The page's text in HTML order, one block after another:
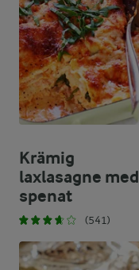
Krämig
laxlasagne med
spenat
(541)